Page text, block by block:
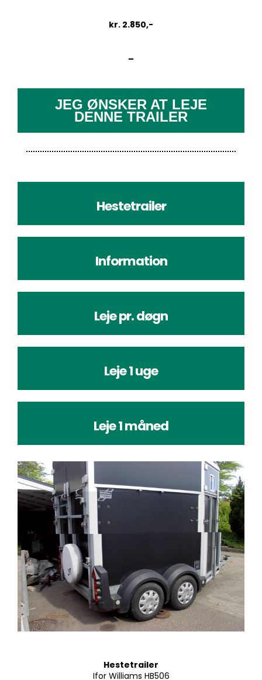
kr. 2.850,-
–
JEG ØNSKER AT LEJE
DENNE TRAILER
Hestetrailer
Information
Leje pr. døgn
Leje 1 uge
Leje 1 måned
Hestetrailer
Ifor Williams HB506